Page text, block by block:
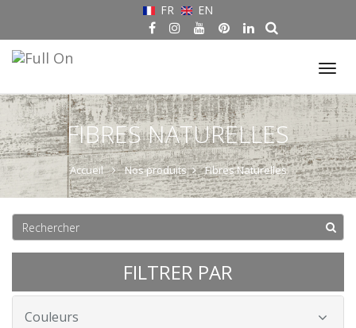
FR EN
FIBRES NATURELLES
Accueil Nos produits Fibres Naturelles
FILTRER PAR
Couleurs